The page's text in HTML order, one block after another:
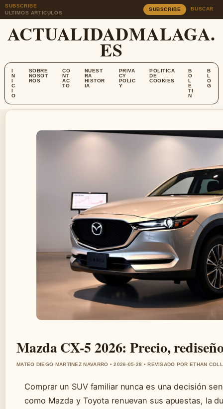
SUBSCRIBE
ULTIMOS ARTICULOS
SUBSCRIBE BUSCAR
ACTUALIDADMALAGA.
ES
I
N
I
C
I
O
SOBRE
NOSOT
ROS
CO
NT
AC
TO
NUEST
RA
HISTOR
IA
PRIVA
CY
POLIC
Y
POLITICA
DE
COOKIES
B
O
L
E
TI
N
B
L
O
G
Mazda CX-5 2026: Precio,
MATEO DIEGO MARTINEZ NAVARRO • 2026-05-28 • REVISADO POR ETHAN
Comprar un SUV familiar nunca es una decisión
como Mazda y Toyota renuevan sus apuestas, la